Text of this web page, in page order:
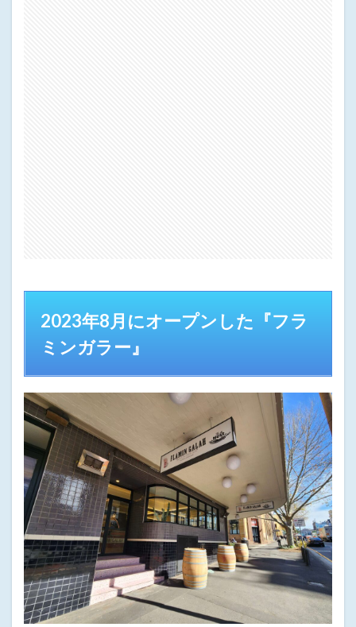
2023年8月にオープンした『フラ
ミンガラー』